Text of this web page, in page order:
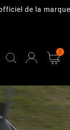
de la marque
0